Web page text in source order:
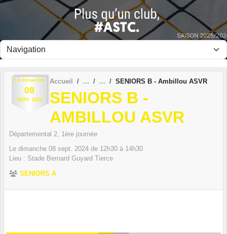
Le dimanche
08
SEPT. 2024
Accueil SENIORS B - Ambillou ASVR
SENIORS B -
AMBILLOU ASVR
Départemental 2, 1ère journée
Le dimanche 08 sept. 2024 de 12h30 à 14h30
Lieu : Stade Bernard Guyard Tierce
SENIORS A
Panneau de gestion des cookies